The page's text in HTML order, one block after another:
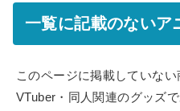
一覧に記載のないア
このページに掲載していな
VTuber・同人関連のグッズ